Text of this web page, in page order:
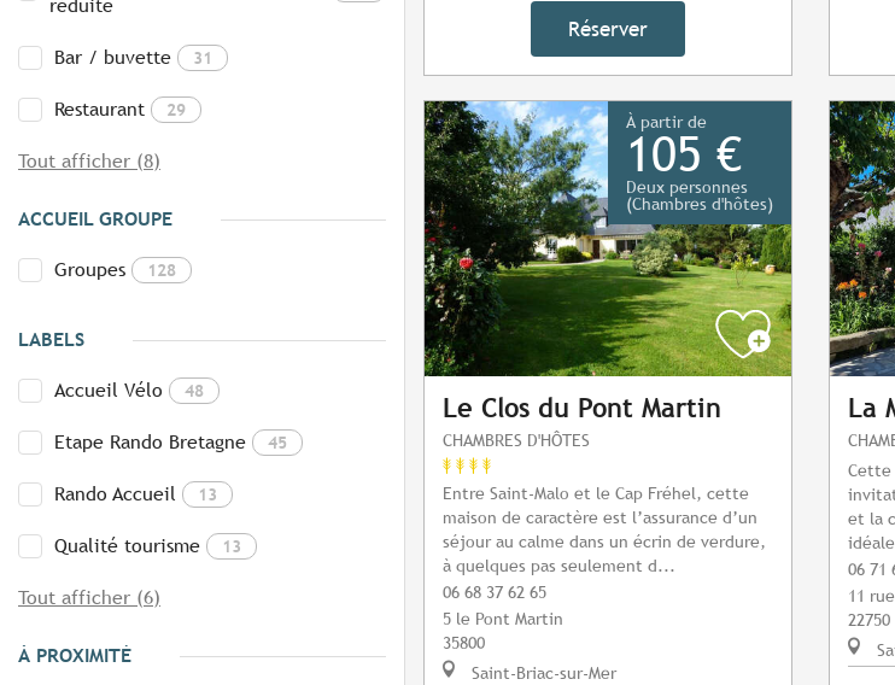
réduite
Bar / buvette 31
Restaurant 29
Tout afficher (8)
ACCUEIL GROUPE
Groupes 128
LABELS
Accueil Vélo 48
Etape Rando Bretagne 45
Rando Accueil 13
Qualité tourisme 13
Tout afficher (6)
À PROXIMITÉ
Réserver
À partir de
105 €
Deux personnes
(Chambres d'hôtes)
Le Clos du Pont Martin
CHAMBRES D'HÔTES
Entre Saint-Malo et le Cap Fréhel, cette
maison de caractère est l’assurance d’un
séjour au calme dans un écrin de verdure,
à quelques pas seulement d...
06 68 37 62 65
5 le Pont Martin
35800
Saint-Briac-sur-Mer
La
Cette
et la
06 71
11
22750